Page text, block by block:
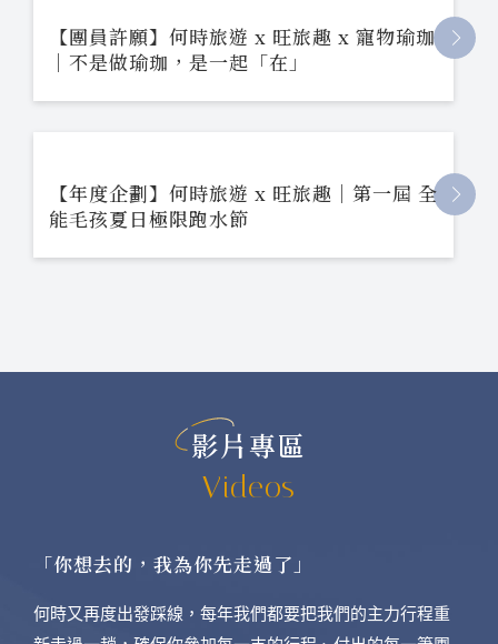
【團員許願】何時旅遊 x 旺旅趣 x 寵物瑜珈
｜不是做瑜珈，是一起「在」
【年度企劃】何時旅遊 x 旺旅趣｜第一屆 全
能毛孩夏日極限跑水節
影片專區
Videos
「你想去的，我為你先走過了」
何時又再度出發踩線，每年我們都要把我們的主力行程重